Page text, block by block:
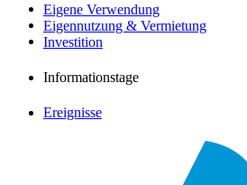
Eigene Verwendung
Eigennutzung & Vermietung
Investition
Informationstage
Ereignisse